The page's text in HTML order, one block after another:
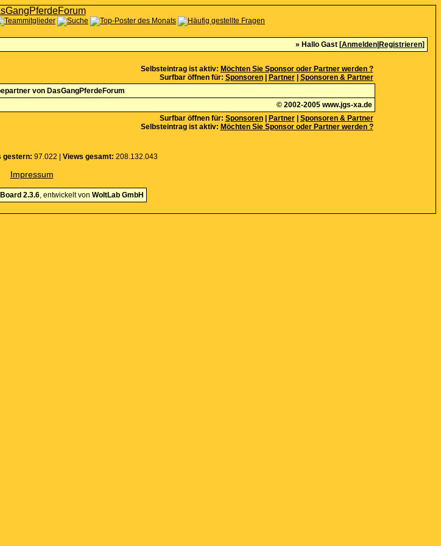
» Hallo Gast [Anmelden| Registrieren]
Selbsteintrag ist aktiv: Möchten Sie Sponsor oder Partner werden ?
Surfbar öffnen für: Sponsoren| Partner| Sponsoren & Partner
von DasGangPferdeForum
© 2002-2005 www.jgs-xa.de
Surfbar öffnen für: Sponsoren| Partner| Sponsoren & Partner
Selbsteintrag ist aktiv: Möchten Sie Sponsor oder Partner werden ?
gestern: 97.022 | Views gesamt: 208.132.043
Impressum
2.3.6, entwickelt von WoltLab GmbH